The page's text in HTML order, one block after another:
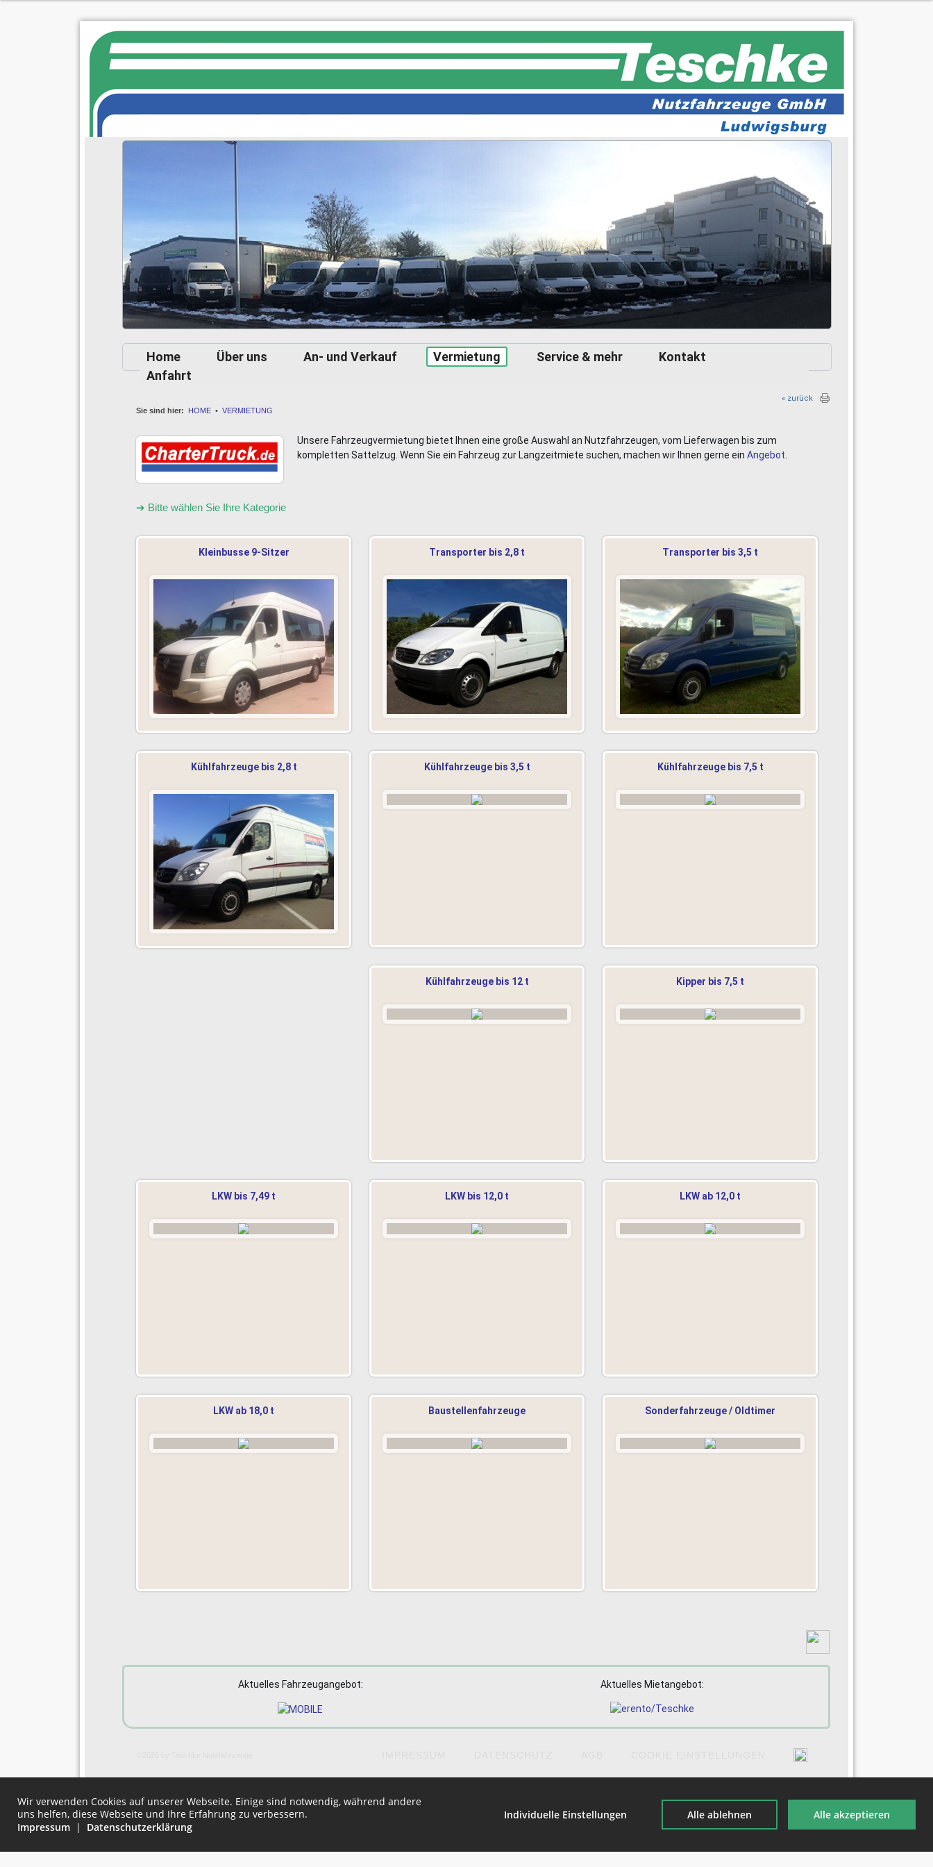
Home Über uns An- und Verkauf Vermietung Service & mehr
Kontakt
Anfahrt
« zurück
Sie sind hier: HOME • VERMIETUNG
Unsere Fahrzeugvermietung bietet Ihnen eine große Auswahl an Nutzfahrzeugen, vom Lieferwagen bis zum
kompletten Sattelzug. Wenn Sie ein Fahrzeug zur Langzeitmiete suchen, machen wir Ihnen gerne ein Angebot.
➔ Bitte wählen Sie Ihre Kategorie
Kleinbusse 9-Sitzer Transporter bis 2,8 t Transporter bis 3,5 t
Kühlfahrzeuge bis 2,8 t Kühlfahrzeuge bis 3,5 t Kühlfahrzeuge bis 7,5 t
Kühlfahrzeuge bis 12 t Kipper bis 7,5 t
LKW bis 7,49 t LKW bis 12,0 t LKW ab 12,0 t
LKW ab 18,0 t Baustellenfahrzeuge Sonderfahrzeuge / Oldtimer
Aktuelles Fahrzeugangebot: Aktuelles Mietangebot:
Tel.: 07141-32092 • Fax.: 07141-378909 • USt-IdNr.: DE 309 646 315
Wir verwenden Cookies auf unserer Webseite. Einige sind notwendig, während andere
uns helfen, diese Webseite und Ihre Erfahrung zu verbessern.
Impressum | Datenschutzerklärung
Individuelle Einstellungen Alle ablehnen Alle akzeptieren